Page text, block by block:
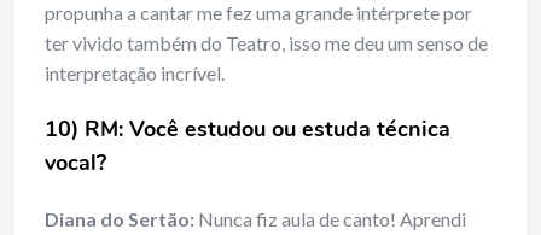
propunha a cantar me fez uma grande intérprete por
ter vivido também do Teatro, isso me deu um senso de
interpretação incrível.
10) RM: Você estudou ou estuda técnica
vocal?
Diana do Sertão: Nunca fiz aula de canto! Aprendi